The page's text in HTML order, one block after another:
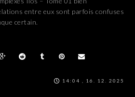
entre eux sont parfois confuses
certain.
14:04 , 16. 12. 2025